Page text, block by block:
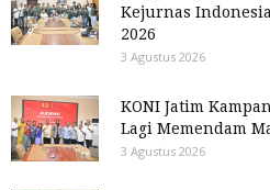
Kejurnas
2026
3 Agustus 2026
KONI Jatim
Lagi Memendam
3 Agustus 2026